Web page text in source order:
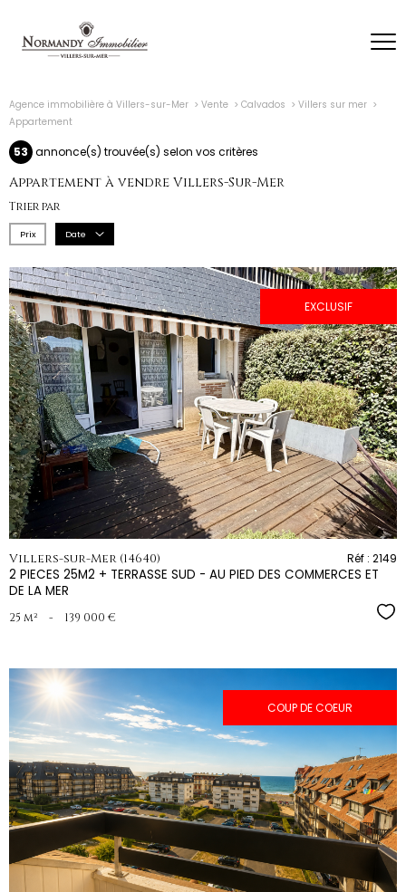
Agence immobilière à Villers-sur-Mer Vente Calvados
Villers sur mer
Appartement
53 annonce(s) trouvée(s) selon vos critères
Appartement à vendre Villers-Sur-Mer
Trier par
Prix Date
EXCLUSIF
voir le
bien
Villers-sur-Mer (14640)
2 PIECES 25M2 + TERRASSE SUD - AU PIED DES COMMERCES ET
DE LA MER
Réf : 2149
25 m² - 139 000 €
COUP DE COEUR
voir le
bien